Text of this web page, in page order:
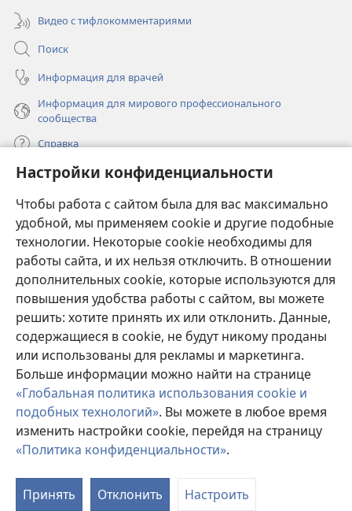
Настройки конфиденциальности
Чтобы работа с сайтом была для вас максимально
удобной, мы применяем cookie и другие подобные
технологии. Некоторые cookie необходимы для
работы сайта, и их нельзя отключить. В отношении
дополнительных cookie, которые используются для
повышения удобства работы с сайтом, вы можете
решить: хотите принять их или отклонить. Данные,
содержащиеся в cookie, не будут никому проданы
или использованы для рекламы и маркетинга.
Больше информации можно найти на странице
«Глобальная политика использования cookie и
подобных технологий». Вы можете в любое время
изменить настройки cookie, перейдя на страницу
«Политика конфиденциальности».
Принять Отклонить Настроить
Видео с тифлокомментариями
Поиск
Информация для врачей
Информация для мирового профессионального
сообщества
Справка
Пожертвования
в
новом
окне)
ОНЛАЙН-БИБЛИОТЕКА Сторожевой башни
(открывается
новом
окне)
JW Hub®
(открывается
в
новом
окне)
JW Library ®
Watchtower Library
Copyright© 2026 Watch Tower Bible and Tract Society of Pennsylvania.
УСЛОВИЯ ИСПОЛЬЗОВАНИЯ|ПОЛИТИКА
КОНФИДЕНЦИАЛЬНОСТИ
КОНФИДЕНЦИАЛЬНОСТИ